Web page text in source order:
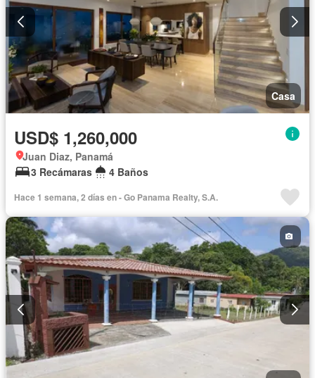
Casa
USD$ 1,260,000
Juan Diaz, Panamá
3 Recámaras
4 Baños
Hace 1 semana, 2 días en - Go Panama Realty, S.A.